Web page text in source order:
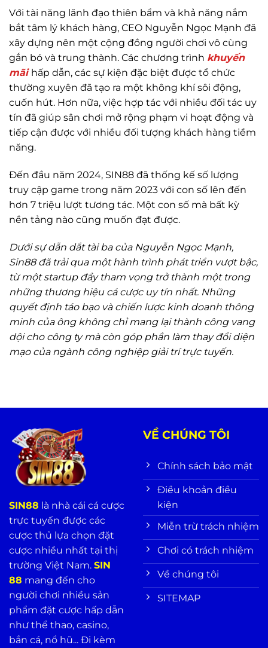
Với tài năng lãnh đạo thiên bẩm và khả năng nắm
bắt tâm lý khách hàng, CEO Nguyễn Ngọc Mạnh đã
xây dựng nên một cộng đồng người chơi vô cùng
gắn bó và trung thành. Các chương trình khuyến
mãi hấp dẫn, các sự kiện đặc biệt được tổ chức
thường xuyên đã tạo ra một không khí sôi động,
cuốn hút. Hơn nữa, việc hợp tác với nhiều đối tác uy
tín đã giúp sân chơi mở rộng phạm vi hoạt động và
tiếp cận được với nhiều đối tượng khách hàng tiềm
năng.
Đến đầu năm 2024, SIN88 đã thống kế số lượng
truy cập game trong năm 2023 với con số lên đến
hơn 7 triệu lượt tương tác. Một con số mà bất kỳ
nền tảng nào cũng muốn đạt được.
Dưới sự dẫn dắt tài ba của Nguyễn Ngọc Mạnh,
Sin88 đã trải qua một hành trình phát triển vượt bậc,
từ một startup đầy tham vọng trở thành một trong
những thương hiệu cá cược uy tín nhất. Những
quyết định táo bạo và chiến lược kinh doanh thông
minh của ông không chỉ mang lại thành công vang
dội cho công ty mà còn góp phần làm thay đổi diện
mạo của ngành công nghiệp giải trí trực tuyến.
SIN88 là nhà cái cá cược
trực tuyến được các
cược thủ lựa chọn đặt
cược nhiều nhất tại thị
trường Việt Nam. SIN
88 mang đến cho
người chơi nhiều sản
phẩm đặt cược hấp dẫn
như thể thao, casino,
bắn cá, nổ hũ... Đi kèm
VỀ CHÚNG TÔI
Chính sách bảo mật
Điều khoản điều
kiện
Miễn trừ trách nhiệm
Chơi có trách nhiệm
Về chúng tôi
SITEMAP